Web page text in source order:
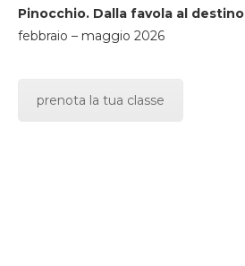
Pinocchio. Dalla favola al destino
febbraio – maggio 2026
prenota la tua classe